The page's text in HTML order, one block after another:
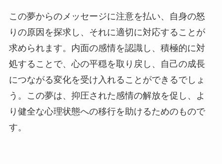
この夢からのメッセージに注意を払い、自身の怒
りの原因を探求し、それに適切に対応することが
求められます。内面の感情を認識し、積極的に対
処することで、心の平穏を取り戻し、自己の成長
につながる変化を受け入れることができるでしょ
う。この夢は、抑圧された感情の解放を促し、よ
り健全な心理状態への移行を助けるためのもので
す。